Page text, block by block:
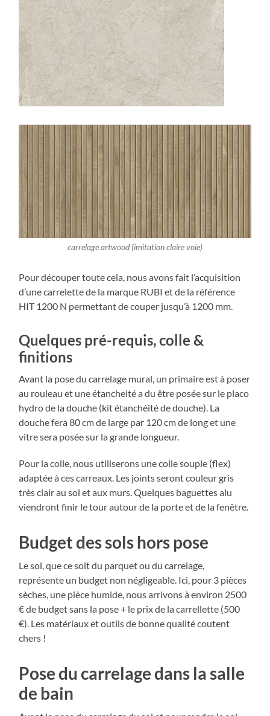
carrelage artwood (imitation claire voie)
Pour découper toute cela, nous avons fait l’acquisition
d’une carrelette de la marque RUBI et de la référence
HIT 1200 N permettant de couper jusqu’à 1200 mm.
Quelques pré-requis, colle &
finitions
Avant la pose du carrelage mural, un primaire est à poser
au rouleau et une étancheité a du être posée sur le placo
hydro de la douche (kit étanchéité de douche). La
douche fera 80 cm de large par 120 cm de long et une
vitre sera posée sur la grande longueur.
Pour la colle, nous utiliserons une colle souple (flex)
adaptée à ces carreaux. Les joints seront couleur gris
très clair au sol et aux murs. Quelques baguettes alu
viendront finir le tour autour de la porte et de la fenêtre.
Budget des sols hors pose
Le sol, que ce soit du parquet ou du carrelage,
représente un budget non négligeable. Ici, pour 3 pièces
sèches, une pièce humide, nous arrivons à environ 2500
€ de budget sans la pose + le prix de la carrellette (500
€). Les matériaux et outils de bonne qualité coutent
chers !
Pose du carrelage dans la salle
de bain